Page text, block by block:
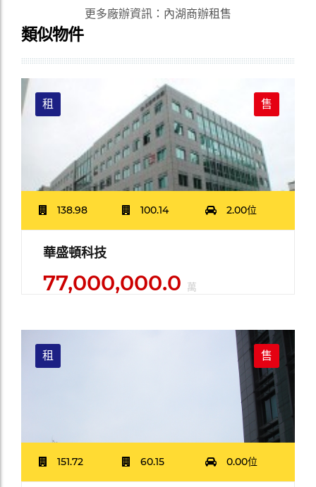
更多廠辦資訊 ： 內湖商辦租售
類似物件
售
租
138.98 100.14 2.00位
華盛頓科技
77,000,000.0 萬
售
租
151.72 60.15 0.00位